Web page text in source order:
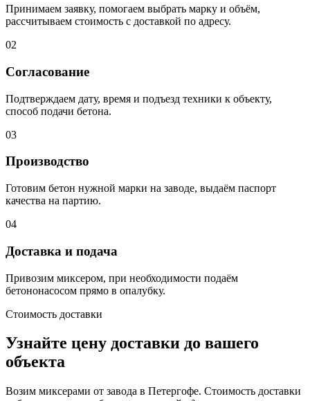
Принимаем заявку, помогаем выбрать марку и объём,
рассчитываем стоимость с доставкой по адресу.
02
Согласование
Подтверждаем дату, время и подъезд техники к объекту,
способ подачи бетона.
03
Производство
Готовим бетон нужной марки на заводе, выдаём паспорт
качества на партию.
04
Доставка и подача
Привозим миксером, при необходимости подаём
бетононасосом прямо в опалубку.
Стоимость доставки
Узнайте цену доставки до вашего
объекта
Возим миксерами от завода в Петергофе. Стоимость доставки